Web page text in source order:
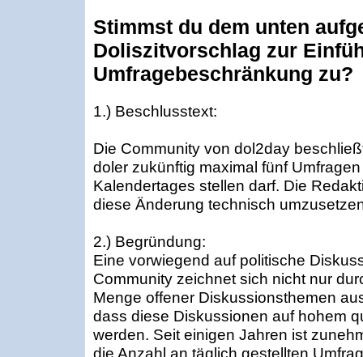
Stimmst du dem unten
Doliszitvorschlag zur
Umfragebeschränkung zu?
1.) Beschlusstext:
Die Community von dol2day
doler zukünftig maximal fünf
Kalendertages stellen darf. Die
diese Änderung technisch
2.) Begründung:
Eine vorwiegend auf politische
Community zeichnet sich nicht nur
Menge offener Diskussionsthemen
dass diese Diskussionen auf hohem
werden. Seit einigen Jahren ist
die Anzahl an täglich gestellten